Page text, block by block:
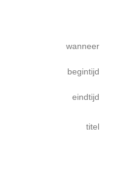
wanneer
begintijd
eindtijd
titel